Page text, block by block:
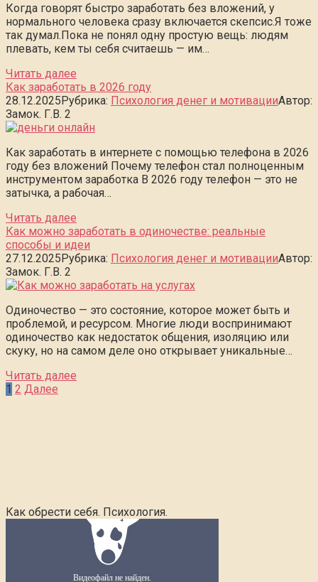
Когда говорят быстро заработать без вложений, у
нормального человека сразу включается скепсис.Я тоже
так думал.Пока не понял одну простую вещь: людям
плевать, кем ты себя считаешь — им…
Читать далее
Как заработать в 2026 году
28.12.2025Рубрика: Психология денег и мотивацииАвтор:
Замок. Г.В. 2
Как заработать в интернете с помощью телефона в 2026
году без вложений Почему телефон стал полноценным
инструментом заработка В 2026 году телефон — это не
затычка, а рабочая…
Читать далее
Как можно заработать в одиночестве: реальные
способы и идеи
27.12.2025Рубрика: Психология денег и мотивацииАвтор:
Замок. Г.В. 2
Одиночество — это состояние, которое может быть и
проблемой, и ресурсом. Многие люди воспринимают
одиночество как недостаток общения, изоляцию или
скуку, но на самом деле оно открывает уникальные…
Читать далее
Пагинация
1 2 Далее
Как обрести себя. Психология.